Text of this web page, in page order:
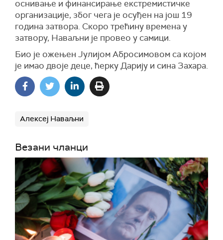
оснивање и финансирање екстремистичке
организације, због чега је осуђен на још 19
година затвора. Скоро трећину времена у
затвору, Наваљни је провео у самици.
Био је ожењен Јулијом Абросимовом са којом
је имао двоје деце, ћерку Дарију и сина Захара.
Алексеј Наваљни
Везани чланци